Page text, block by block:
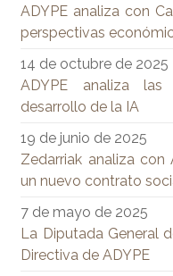
ADYPE analiza con
perspectivas
14 de octubre de 2025
ADYPE analiza
desarrollo de la IA
19 de junio de 2025
Zedarriak analiza con
un nuevo contrato
7 de mayo de 2025
La Diputada General
Directiva de ADYPE